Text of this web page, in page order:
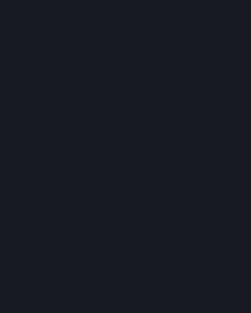
Pengembalian Dana Pembelian
Pembelian dalam game dari
pengembalian dana dalam 48
dalam game tersebut belum
Pengembang pihak ketiga akan
mengaktifkan pengembalian
akan memberitahumu saat
menonaktifkan opsi
game. Secara umum,
Valve tidak bisa melakukan
Pengembalian Dana untuk